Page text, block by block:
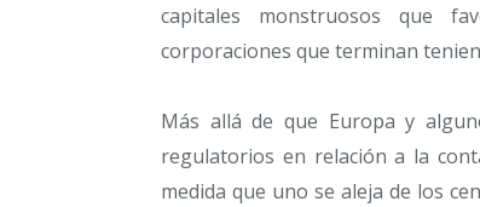
capitales monstruosos que
corporaciones que terminan
Más allá de que Europa y
regulatorios en relación a la
medida que uno se aleja de los